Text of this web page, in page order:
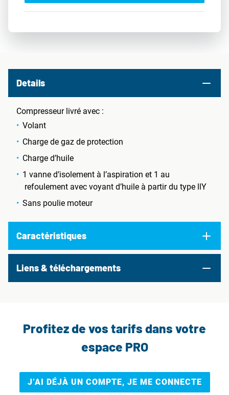
Details
Compresseur livré avec :
Volant
Charge de gaz de protection
Charge d’huile
1 vanne d’isolement à l’aspiration et 1 au
refoulement avec voyant d’huile à partir du type llY
Sans poulie moteur
Caractéristiques
Liens & téléchargements
Profitez de vos tarifs dans votre
espace PRO
J’AI DÉJÀ UN COMPTE, JE ME CONNECTE